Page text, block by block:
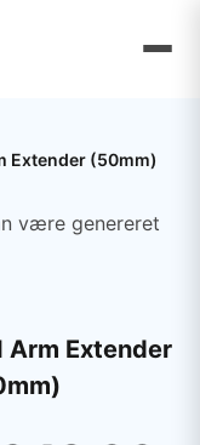
Extender (50mm)
være genereret
Arm Extender